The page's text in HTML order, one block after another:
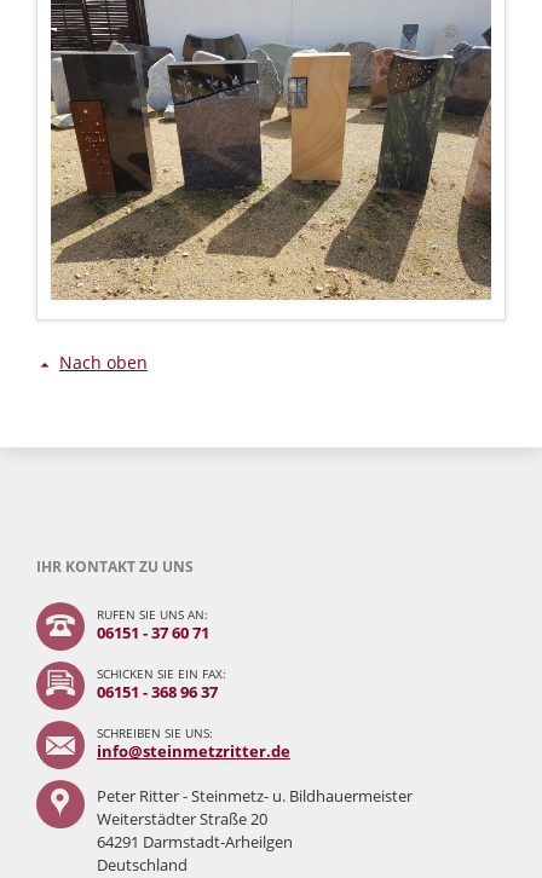
Nach oben
IHR KONTAKT ZU UNS
RUFEN SIE UNS AN:
06151 - 37 60 71
SCHICKEN SIE EIN FAX:
06151 - 368 96 37
SCHREIBEN SIE UNS:
info@steinmetzritter.de
Peter Ritter - Steinmetz- u. Bildhauermeister
Weiterstädter Straße 20
64291 Darmstadt-Arheilgen
Deutschland